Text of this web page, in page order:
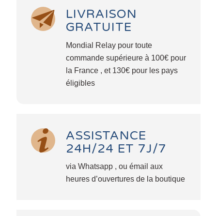
LIVRAISON
GRATUITE
Mondial Relay pour toute
commande supérieure à 100€ pour
la France , et 130€ pour les pays
éligibles
ASSISTANCE
24H/24 ET 7J/7
via Whatsapp , ou émail aux
heures d’ouvertures de la boutique